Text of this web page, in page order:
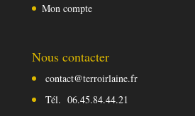
Mon compte
Nous contacter
contact@terroirlaine.fr
Tél. 06.45.84.44.21